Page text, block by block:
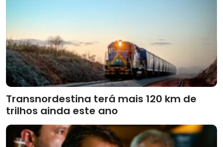
Transnordestina terá mais 120 km de
trilhos ainda este ano